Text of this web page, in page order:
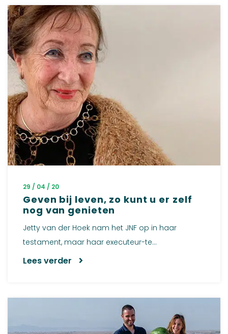
29 / 04 / 20
Geven bij leven, zo kunt u er zelf
nog van genieten
Jetty van der Hoek nam het JNF op in haar
testament, maar haar executeur-te...
Lees verder